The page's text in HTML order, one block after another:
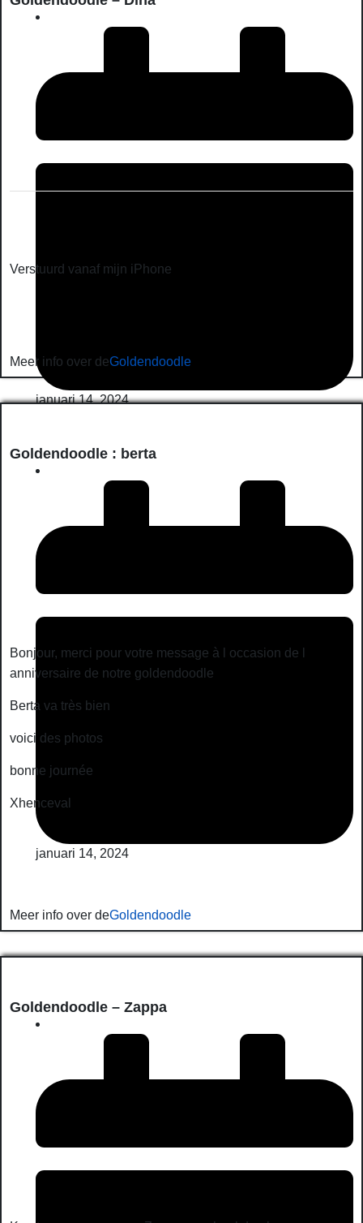
januari 14, 2024
Verstuurd vanaf mijn iPhone
Meer info over deGoldendoodle
Goldendoodle : berta
januari 14, 2024
Bonjour, merci pour votre message à l occasion de l
anniversaire de notre goldendoodle
Berta va très bien
voici des photos
bonne journée
Xhenceval
Meer info over deGoldendoodle
Goldendoodle – Zappa